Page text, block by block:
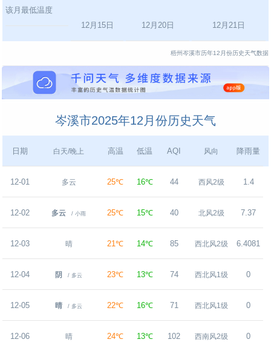
该月最低温度
12月15日 12月20日 12月21日
梧州岑溪市历年12月份历史天气数据
岑溪市2025年12月份历史天气
日期 白天/晚上 高温 低温 AQI 风向 降雨量
12-01 多云 25℃ 16℃ 44 西风2级 1.4
12-02 多云 / 小雨 25℃ 15℃ 40 北风2级 7.37
12-03 晴 21℃ 14℃ 85 西北风2级 6.4081
12-04 阴 / 多云 23℃ 13℃ 74 西北风1级 0
12-05 晴 / 多云 22℃ 16℃ 71 西北风1级 0
12-06 晴 24℃ 13℃ 102 西南风2级 0